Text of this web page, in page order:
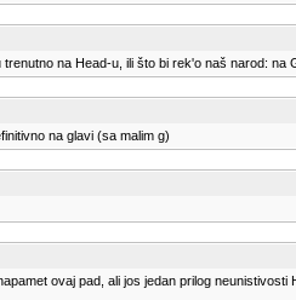
na Head-u, ili što bi rek'o naš narod: na
na glavi (sa malim g)
ovaj pad, ali jos jedan prilog neunistivosti